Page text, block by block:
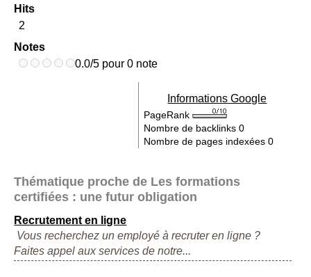
Hits
2
Notes
0.0/5 pour 0 note
Informations Google
PageRank
Nombre de backlinks0
Nombre de pages indexées0
Thématique proche de Les formations
certifiées : une futur obligation
Recrutement en ligne
Vous recherchez un employé à recruter en ligne ?
Faites appel aux services de notre...